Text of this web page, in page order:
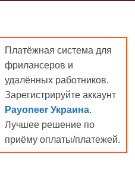
Платёжная система для
фрилансеров и
удалённых работников.
Зарегистрируйте аккаунт
Payoneer Украина.
Лучшее решение по
приёму оплаты/платежей.